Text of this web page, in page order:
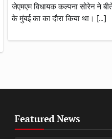
जेएमएम विधायक कल्पना सोरेन ने बीते
के मुंबई का का दौरा किया था। […]
Featured News